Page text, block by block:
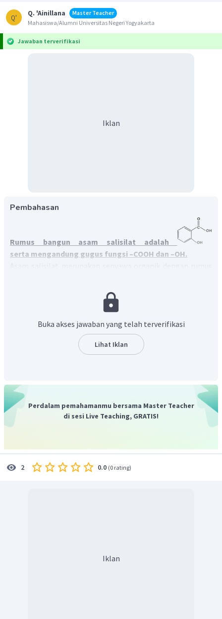
Q'
Q. 'Ainillana
Master Teacher
Mahasiswa/Alumni Universitas Negeri Yogyakarta
Jawaban terverifikasi
Iklan
Pembahasan
Rumus bangun asam salisilat adalah
serta mengandung gugus fungsi –COOH dan –OH.
Rumus bangun asam salisilat adalah sebagai berikut.
Buka akses jawaban yang telah terverifikasi
Lihat Iklan
Perdalam pemahamanmu bersama Master Teacher
di sesi Live Teaching, GRATIS!
2 0.0 (0 rating)
Iklan